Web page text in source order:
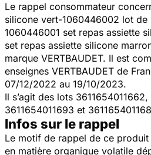
Le rappel consommateur
silicone vert-1060446002 lot
1060446001 set repas assiette
set repas assiette silicone
marque VERTBAUDET. Il est
enseignes VERTBAUDET de
07/12/2022 au 19/10/2023.
Il s’agit des lots
3611654011693 et
Infos sur le rappel
Le motif de rappel de ce
en matière organique volatile